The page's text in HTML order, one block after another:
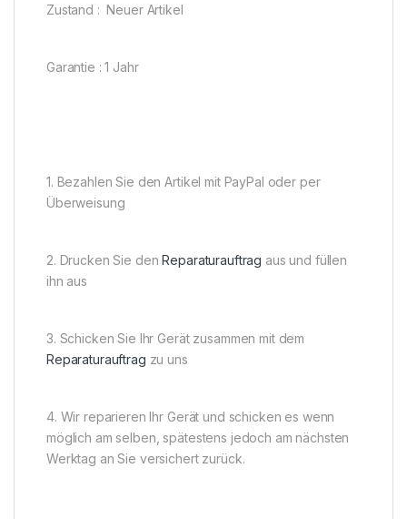
Zustand : Neuer Artikel
Garantie : 1 Jahr
1. Bezahlen Sie den Artikel mit PayPal oder per
Überweisung
2. Drucken Sie denReparaturauftrag aus und füllen
ihn aus
3. Schicken Sie Ihr Gerät zusammen mit dem
Reparaturauftrag zu uns
4. Wir reparieren Ihr Gerät und schicken es wenn
möglich am selben, spätestens jedoch am nächsten
Werktag an Sie versichert zurück.